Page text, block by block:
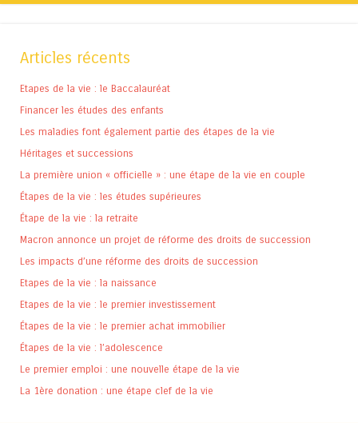
Articles récents
Etapes de la vie : le Baccalauréat
Financer les études des enfants
Les maladies font également partie des étapes de la vie
Héritages et successions
La première union « officielle » : une étape de la vie en couple
Étapes de la vie : les études supérieures
Étape de la vie : la retraite
Macron annonce un projet de réforme des droits de succession
Les impacts d’une réforme des droits de succession
Etapes de la vie : la naissance
Etapes de la vie : le premier investissement
Étapes de la vie : le premier achat immobilier
Étapes de la vie : l’adolescence
Le premier emploi : une nouvelle étape de la vie
La 1ère donation : une étape clef de la vie